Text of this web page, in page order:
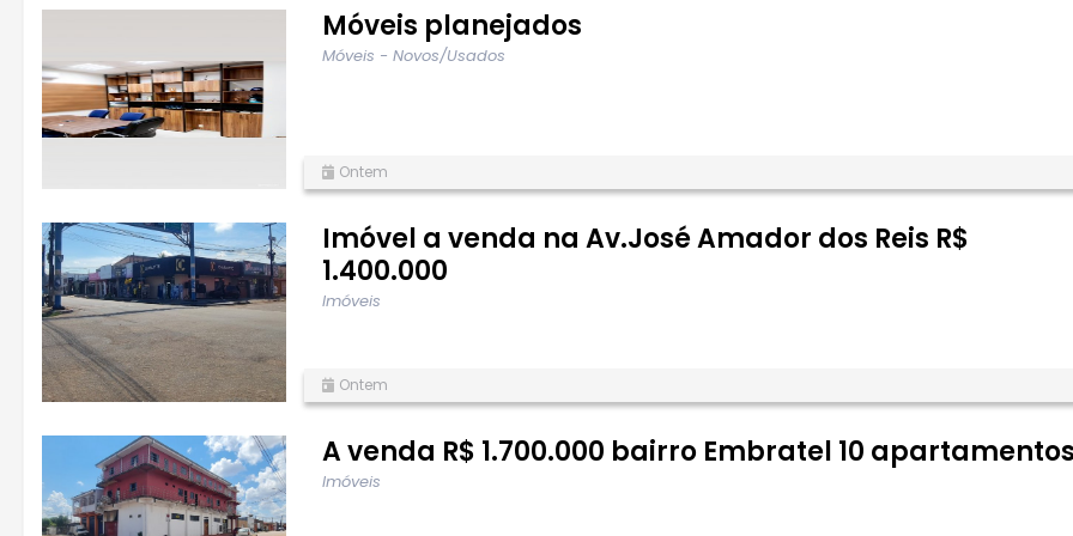
Móveis planejados
Móveis - Novos/Usados
Ontem
Imóvel a venda na Av.José Amador dos Reis R$
1.400.000
Imóveis
Ontem
A venda R$ 1.700.000 bairro Embratel 10
Imóveis